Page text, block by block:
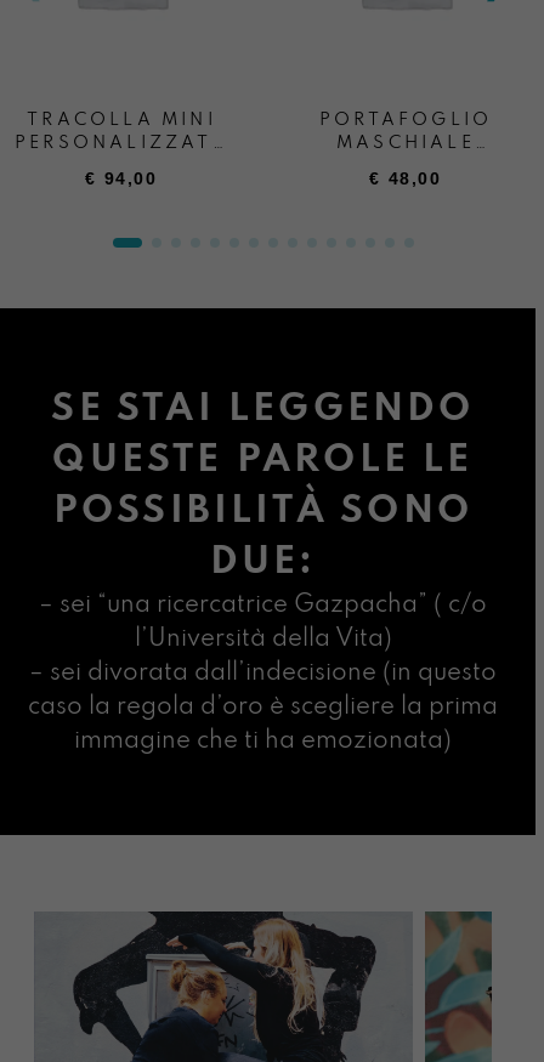
TRACOLLA MINI
PERSONALIZZATA
“ANDREA BOATTA”
€ 94,00
PORTAFOGLIO
MASCHIALE
€ 48,00
SE STAI LEGGENDO
QUESTE PAROLE LE
POSSIBILITÀ SONO
DUE:
– sei “una ricercatrice Gazpacha” ( c/o
l’Università della Vita)
– sei divorata dall’indecisione (in questo
caso la regola d’oro è scegliere la prima
immagine che ti ha emozionata)